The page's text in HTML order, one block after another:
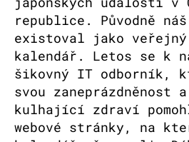
republice. Původně
existoval jako veřejný
kalendář. Letos se k
šikovný IT odborník,
svou zaneprázdněnost
kulhající zdraví
webové stránky, na